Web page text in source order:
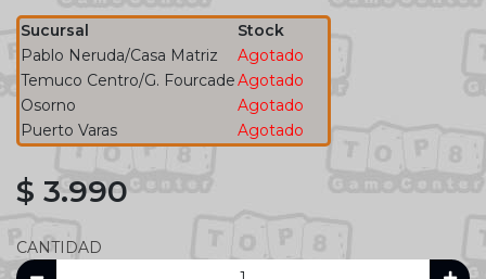
Sucursal
Stock
Pablo Neruda/Casa Matriz
Agotado
Temuco Centro/G. FourcadeAgotado
Osorno
Agotado
Puerto Varas
Agotado
$ 3.990
CANTIDAD